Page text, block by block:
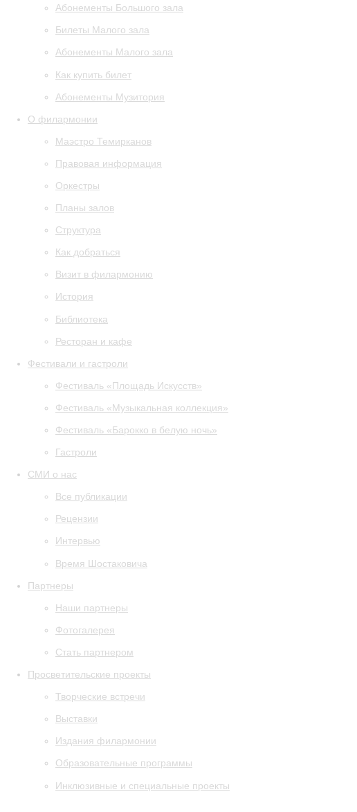
Абонементы Большого зала
Билеты Малого зала
Абонементы Малого зала
Как купить билет
Абонементы Музитория
О филармонии
Маэстро Темирканов
Правовая информация
Оркестры
Планы залов
Структура
Как добраться
Визит в филармонию
История
Библиотека
Ресторан и кафе
Фестивали и гастроли
Фестиваль «Площадь Искусств»
Фестиваль «Музыкальная коллекция»
Фестиваль «Барокко в белую ночь»
Гастроли
СМИ о нас
Все публикации
Рецензии
Интервью
Время Шостаковича
Партнеры
Наши партнеры
Фотогалерея
Стать партнером
Просветительские проекты
Творческие встречи
Выставки
Издания филармонии
Образовательные программы
Инклюзивные и специальные проекты